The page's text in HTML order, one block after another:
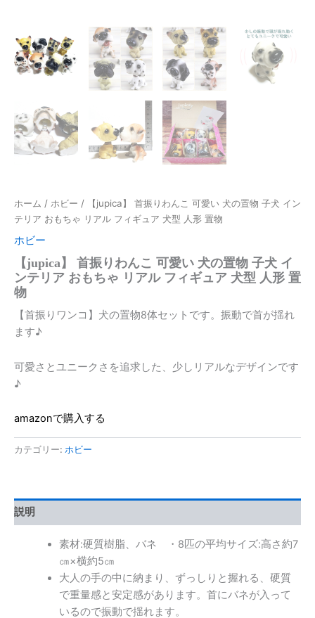
ホーム / ホビー / 【jupica】 首振りわんこ 可愛い 犬の置物 子犬 イン
テリア おもちゃ リアル フィギュア 犬型 人形 置物
ホビー
【jupica】 首振りわんこ 可愛い 犬の置物 子犬 イ
ンテリア おもちゃ リアル フィギュア 犬型 人形 置
物
【首振りワンコ】犬の置物8体セットです。振動で首が揺れ
ます♪
可愛さとユニークさを追求した、少しリアルなデザインです
♪
amazonで購入する
カテゴリー: ホビー
説明
素材:硬質樹脂、バネ ・8匹の平均サイズ:高さ約7
㎝×横約5㎝
大人の手の中に納まり、ずっしりと握れる、硬質
で重量感と安定感があります。首にバネが入って
いるので振動で揺れます。